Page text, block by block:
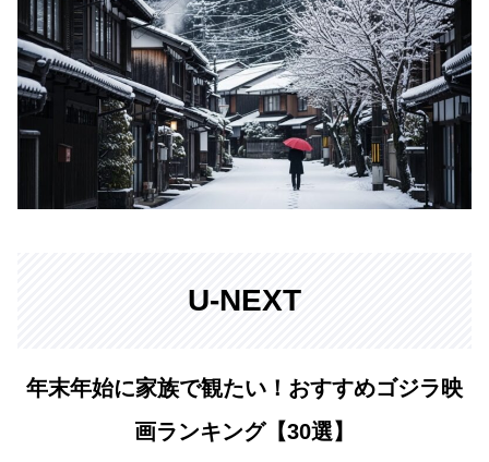
U-NEXT
年末年始に家族で観たい！おすすめゴジラ映
画ランキング【30選】